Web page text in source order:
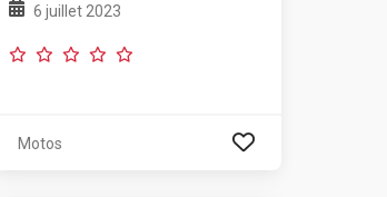
6 juillet 2023
Motos